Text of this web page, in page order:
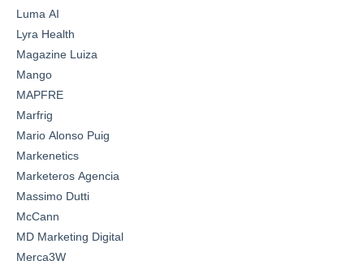
Luma AI
Lyra Health
Magazine Luiza
Mango
MAPFRE
Marfrig
Mario Alonso Puig
Markenetics
Marketeros Agencia
Massimo Dutti
McCann
MD Marketing Digital
Merca3W